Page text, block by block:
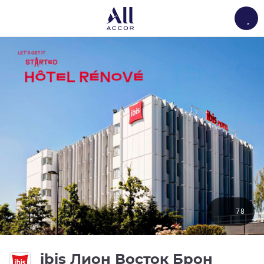
ibis Лион Восток Брон
78